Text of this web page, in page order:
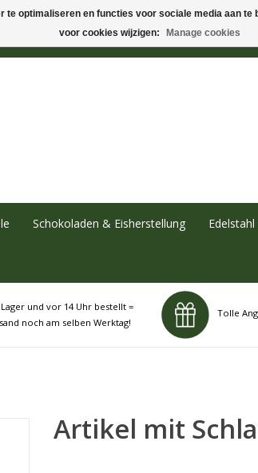
Schokoladen & Eisherstellung Edelstahl
und vor 14 Uhr bestellt =
noch am selben Werktag!
Tolle
Artikel mit
optimaliseren en functies voor sociale media aan
voor cookies wijzigen:
Manage cookies